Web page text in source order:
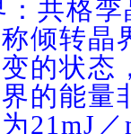
共格孪
倾转晶
的状态
的能量
21mJ／